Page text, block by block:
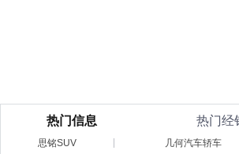
热门信息 热门经
思铭SUV 几何汽车轿车